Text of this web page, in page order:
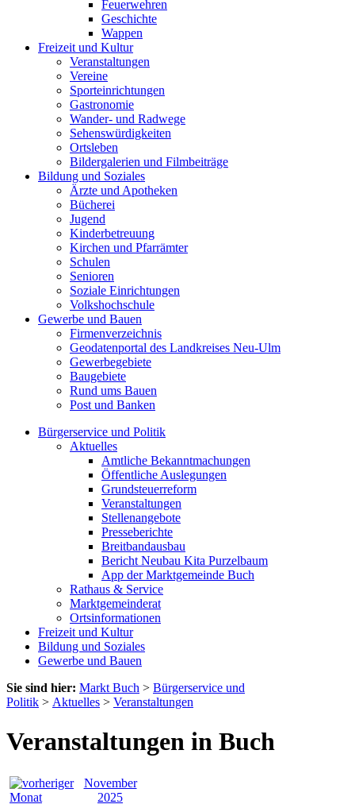
Feuerwehren
Geschichte
Wappen
Freizeit und Kultur
Veranstaltungen
Vereine
Sporteinrichtungen
Gastronomie
Wander- und Radwege
Sehenswürdigkeiten
Ortsleben
Bildergalerien und Filmbeiträge
Bildung und Soziales
Ärzte und Apotheken
Bücherei
Jugend
Kinderbetreuung
Kirchen und Pfarrämter
Schulen
Senioren
Soziale Einrichtungen
Volkshochschule
Gewerbe und Bauen
Firmenverzeichnis
Geodatenportal des Landkreises Neu-Ulm
Gewerbegebiete
Baugebiete
Rund ums Bauen
Post und Banken
Bürgerservice und Politik
Aktuelles
Amtliche Bekanntmachungen
Öffentliche Auslegungen
Grundsteuerreform
Veranstaltungen
Stellenangebote
Presseberichte
Breitbandausbau
Bericht Neubau Kita Purzelbaum
App der Marktgemeinde Buch
Rathaus & Service
Marktgemeinderat
Ortsinformationen
Freizeit und Kultur
Bildung und Soziales
Gewerbe und Bauen
Sie sind hier: Markt Buch > Bürgerservice und
Politik > Aktuelles > Veranstaltungen
Veranstaltungen in Buch
November
2025